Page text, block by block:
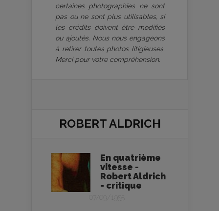
certaines photographies ne sont
pas ou ne sont plus utilisables, si
les crédits doivent être modifiés
ou ajoutés. Nous nous engageons
à retirer toutes photos litigieuses.
Merci pour votre compréhension.
ROBERT ALDRICH
En quatrième
vitesse -
Robert Aldrich
- critique
07/09/1955